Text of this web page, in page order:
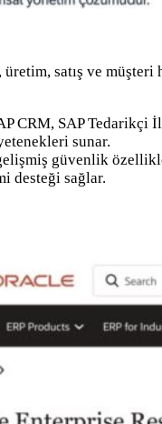
üretim, satış ve
CRM, SAP
sunar.
güvenlik
desteği sağlar.